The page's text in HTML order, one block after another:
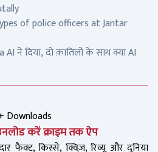
of police officers at Jantar
AI ने दिया, दो क़ातिलों के साथ क्या AI
Downloads
करें क्राइम तक ऐप
फैक्ट, किस्से, क्विज़, रिव्यू और दुनिया